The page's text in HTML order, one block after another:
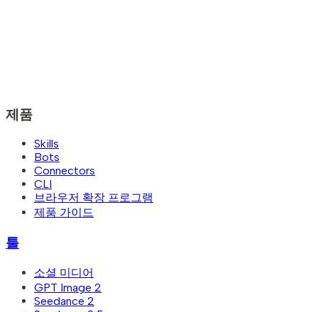
제품
Skills
Bots
Connectors
CLI
브라우저 확장 프로그램
제품 가이드
툴
소셜 미디어
GPT Image 2
Seedance 2